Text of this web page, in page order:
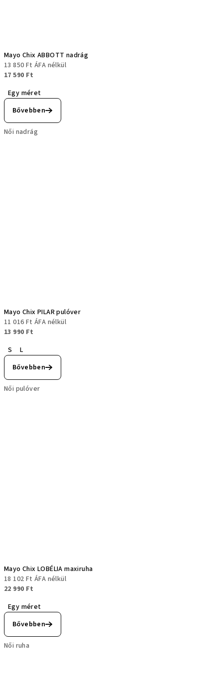
Mayo Chix ABBOTT nadrág
13 850 Ft ÁFA nélkül
17 590 Ft
Egy méret
Bővebben
Női nadrág
Mayo Chix PILAR pulóver
11 016 Ft ÁFA nélkül
13 990 Ft
S
L
Bővebben
Női pulóver
Mayo Chix LOBÉLIA maxiruha
18 102 Ft ÁFA nélkül
22 990 Ft
Egy méret
Bővebben
Női ruha